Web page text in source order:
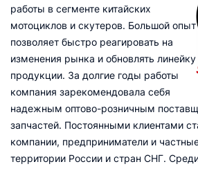
работы в сегменте китайских
мотоциклов и скутеров. Большой опыт
позволяет быстро реагировать на
изменения рынка и обновлять линейку
продукции. За долгие годы работы
компания зарекомендовала себя
надежным оптово-розничным
запчастей. Постоянными клиентами
компании, предприниматели и
территории России и стран СНГ.